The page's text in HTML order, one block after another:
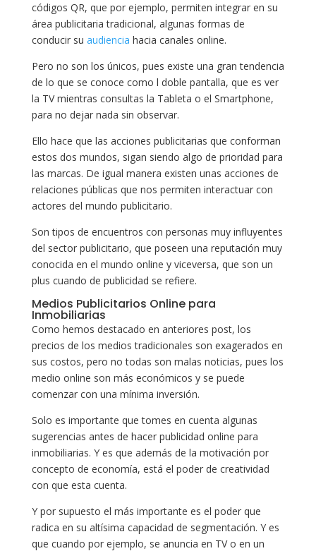
códigos QR, que por ejemplo, permiten integrar en su
área publicitaria tradicional, algunas formas de
conducir su audiencia hacia canales online.
Pero no son los únicos, pues existe una gran tendencia
de lo que se conoce como l doble pantalla, que es ver
la TV mientras consultas la Tableta o el Smartphone,
para no dejar nada sin observar.
Ello hace que las acciones publicitarias que conforman
estos dos mundos, sigan siendo algo de prioridad para
las marcas. De igual manera existen unas acciones de
relaciones públicas que nos permiten interactuar con
actores del mundo publicitario.
Son tipos de encuentros con personas muy influyentes
del sector publicitario, que poseen una reputación muy
conocida en el mundo online y viceversa, que son un
plus cuando de publicidad se refiere.
Medios Publicitarios Online para
Inmobiliarias
Como hemos destacado en anteriores post, los
precios de los medios tradicionales son exagerados en
sus costos, pero no todas son malas noticias, pues los
medio online son más económicos y se puede
comenzar con una mínima inversión.
Solo es importante que tomes en cuenta algunas
sugerencias antes de hacer publicidad online para
inmobiliarias. Y es que además de la motivación por
concepto de economía, está el poder de creatividad
con que esta cuenta.
Y por supuesto el más importante es el poder que
radica en su altísima capacidad de segmentación. Y es
que cuando por ejemplo, se anuncia en TV o en un